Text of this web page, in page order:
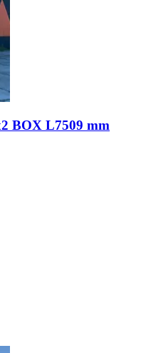
BOX L7509 mm